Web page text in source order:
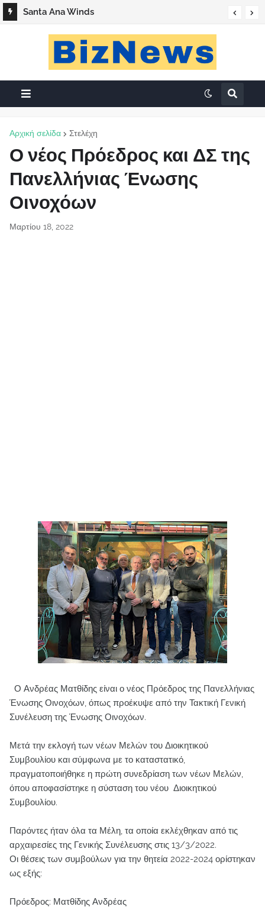
Santa Ana Winds
«Ο Βάσος της Καλής»
Αρχική σελίδα Στελέχη
Ο νέος Πρόεδρος και ΔΣ της
Πανελλήνιας Ένωσης
Οινοχόων
Μαρτίου 18, 2022
Ο Ανδρέας Ματθίδης είναι ο νέος Πρόεδρος της Πανελλήνιας
Ένωσης Οινοχόων, όπως προέκυψε από την Τακτική Γενική
Συνέλευση της Ένωσης Οινοχόων.
Μετά την εκλογή των νέων Μελών του Διοικητικού
Συμβουλίου και σύμφωνα με το καταστατικό,
πραγματοποιήθηκε η πρώτη συνεδρίαση των νέων Μελών,
όπου αποφασίστηκε η σύσταση του νέου Διοικητικού
Συμβουλίου.
Παρόντες ήταν όλα τα Μέλη, τα οποία εκλέχθηκαν από τις
αρχαιρεσίες της Γενικής Συνέλευσης στις 13/3/2022.
Οι θέσεις των συμβούλων για την θητεία 2022-2024 ορίστηκαν
ως εξής:
Πρόεδρος: Ματθίδης Ανδρέας